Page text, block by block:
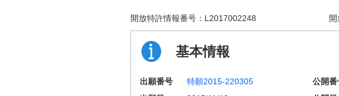
開放特許情報番号： L2017002248
基本情報
出願番号 特願2015-220305 公開番